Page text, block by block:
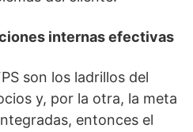
internas efectivas
son los ladrillos del
y, por la otra, la meta
entonces el